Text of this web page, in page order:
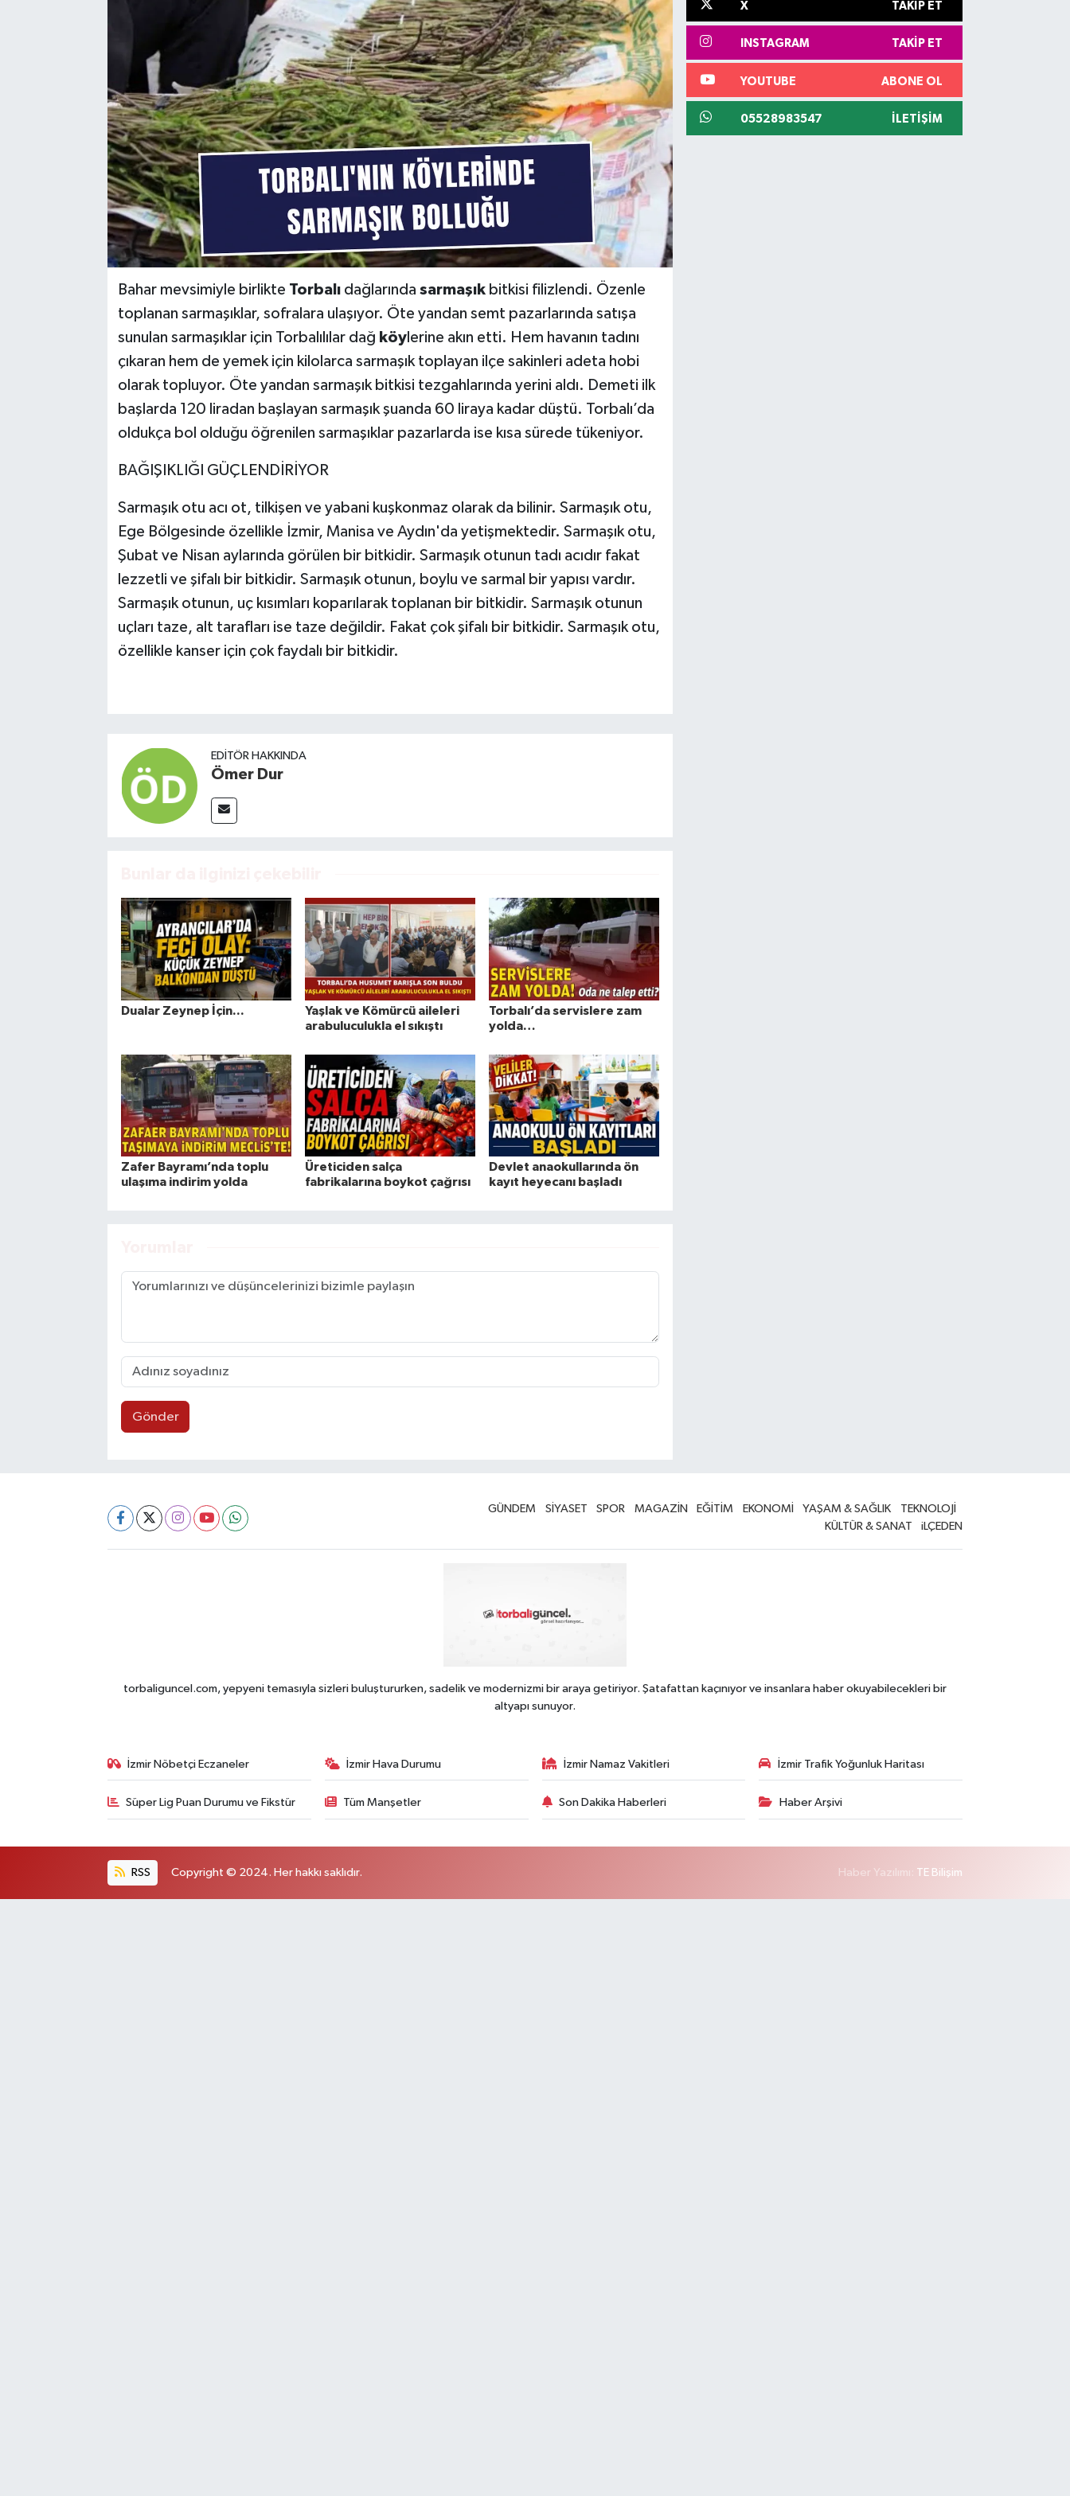
Bahar mevsimiyle birlikte Torbalıdağlarında sarmaşıkbitkisi filizlendi. Özenle
toplanan sarmaşıklar, sofralara ulaşıyor. Öte yandan semt pazarlarında satışa
sunulan sarmaşıklar için Torbalılılar dağ köylerine akın etti. Hem havanın tadını
çıkaran hem de yemek için kilolarca sarmaşık toplayan ilçe sakinleri adeta hobi
olarak topluyor. Öte yandan sarmaşık bitkisi tezgahlarında yerini aldı. Demeti ilk
başlarda 120 liradan başlayan sarmaşık şuanda 60 liraya kadar düştü. Torbalı’da
oldukça bol olduğu öğrenilen sarmaşıklar pazarlarda ise kısa sürede tükeniyor.
BAĞIŞIKLIĞI GÜÇLENDİRİYOR
Sarmaşık otu acı ot, tilkişen ve yabani kuşkonmaz olarak da bilinir. Sarmaşık otu,
Ege Bölgesinde özellikle İzmir, Manisa ve Aydın'da yetişmektedir. Sarmaşık otu,
Şubat ve Nisan aylarında görülen bir bitkidir. Sarmaşık otunun tadı acıdır fakat
lezzetli ve şifalı bir bitkidir. Sarmaşık otunun, boylu ve sarmal bir yapısı vardır.
Sarmaşık otunun, uç kısımları koparılarak toplanan bir bitkidir. Sarmaşık otunun
uçları taze, alt tarafları ise taze değildir. Fakat çok şifalı bir bitkidir. Sarmaşık otu,
özellikle kanser için çok faydalı bir bitkidir.
EDITÖR HAKKINDA
Ömer Dur
Dualar Zeynep İçin...
Yaşlak ve Kömürcü aileleri
arabuluculukla el sıkıştı
Torbalı’da servislere zam
yolda…
Zafer Bayramı’nda toplu
ulaşıma indirim yolda
Üreticiden salça
fabrikalarına boykot çağrısı
Devlet anaokullarında ön
kayıt heyecanı başladı
Gönder
X TAKIP ET
INSTAGRAM TAKIP ET
YOUTUBE ABONE OL
05528983547 İLETIŞIM
GÜNDEM SİYASET SPOR MAGAZİN EĞİTİM EKONOMİ YAŞAM & SAĞLIK
TEKNOLOJİ
KÜLTÜR & SANAT
iLÇEDEN
torbaliguncel.com, yepyeni temasıyla sizleri buluştururken, sadelik ve modernizmi bir araya getiriyor. Şatafattan kaçınıyor ve insanlara haber okuyabilecekleri bir
altyapı sunuyor.
İzmir Nöbetçi Eczaneler İzmir Hava Durumu İzmir Namaz Vakitleri İzmir Trafik Yoğunluk Haritası
Süper Lig Puan Durumu ve Fikstür Tüm Manşetler Son Dakika Haberleri Haber Arşivi
RSS Copyright © 2024. Her hakkı saklıdır. Haber Yazılımı: TE Bilişim